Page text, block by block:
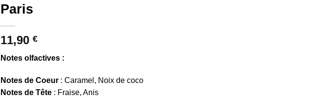
Paris
11,90 €
Notes olfactives :
Notes de Coeur : Caramel, Noix de coco
Notes de Tête : Fraise, Anis